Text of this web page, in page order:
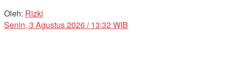
Oleh: Rizki
Senin, 3 Agustus 2026 / 13:32 WIB